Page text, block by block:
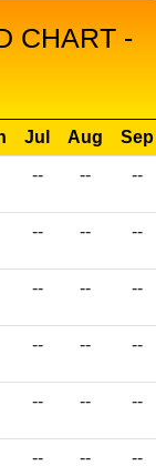
CHART -
Jul Aug
Sep
-- -- --
-- -- --
-- -- --
-- -- --
-- -- --
-- -- --